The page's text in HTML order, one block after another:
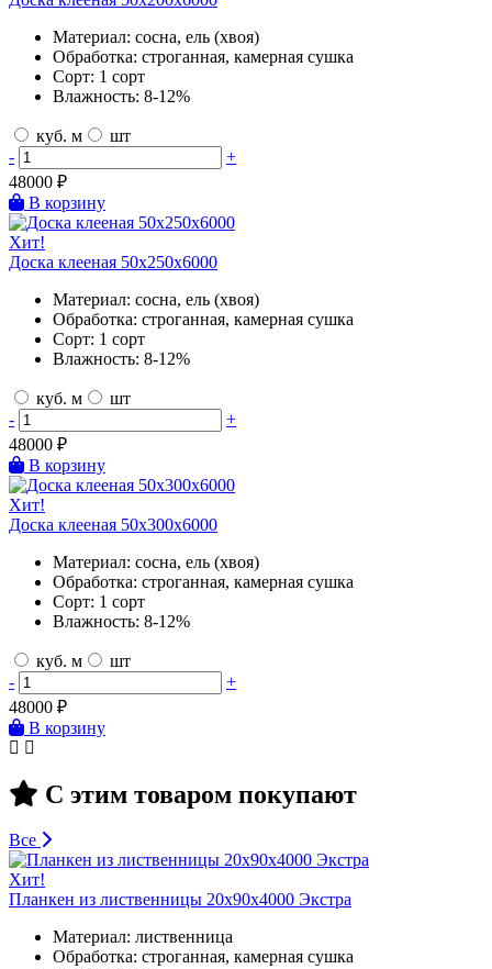
Материал: сосна, ель (хвоя)
Обработка: строганная, камерная сушка
Сорт: 1 сорт
Влажность: 8-12%
куб. м
шт
-
+
48000 ₽
В корзину
Хит!
Доска клееная 50х250х6000
Материал: сосна, ель (хвоя)
Обработка: строганная, камерная сушка
Сорт: 1 сорт
Влажность: 8-12%
куб. м
шт
-
+
48000 ₽
В корзину
Хит!
Доска клееная 50х300х6000
Материал: сосна, ель (хвоя)
Обработка: строганная, камерная сушка
Сорт: 1 сорт
Влажность: 8-12%
куб. м
шт
-
+
48000 ₽
В корзину
С этим товаром покупают
Все
Хит!
Планкен из лиственницы 20х90х4000 Экстра
Материал: лиственница
Обработка: строганная, камерная сушка